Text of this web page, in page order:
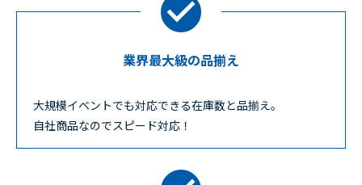
業界最大級の品揃え
大規模イベントでも対応できる在庫数と品揃え。
自社商品なのでスピード対応！